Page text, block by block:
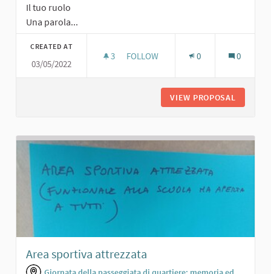
Il tuo ruolo
Una parola...
CREATED AT
03/05/2022
3 3 FOLLOWERS
FOLLOW 0 0
VIEW PROPOSAL
Area sportiva attrezzata